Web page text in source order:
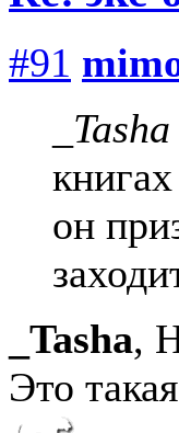
#91
он
_Tasha,
Это